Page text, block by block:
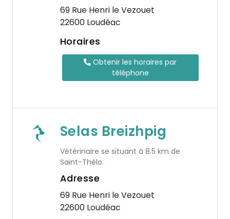
69 Rue Henri le Vezouet
22600 Loudéac
Horaires
Obtenir les horaires par
téléphone
Selas Breizhpig
Vétérinaire se situant à 8.5 km de
Saint-Thélo.
Adresse
69 Rue Henri le Vezouet
22600 Loudéac